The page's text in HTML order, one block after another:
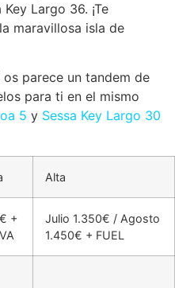
Largo 36. ¡Te
maravillosa isla de
parece un tandem de
para ti en el mismo
5 y Sessa Key Largo 30
Alta
+
Julio 1.350€ / Agosto
1.450€ + FUEL